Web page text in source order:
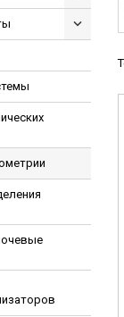
ИФА-
Насосы
ПЦР